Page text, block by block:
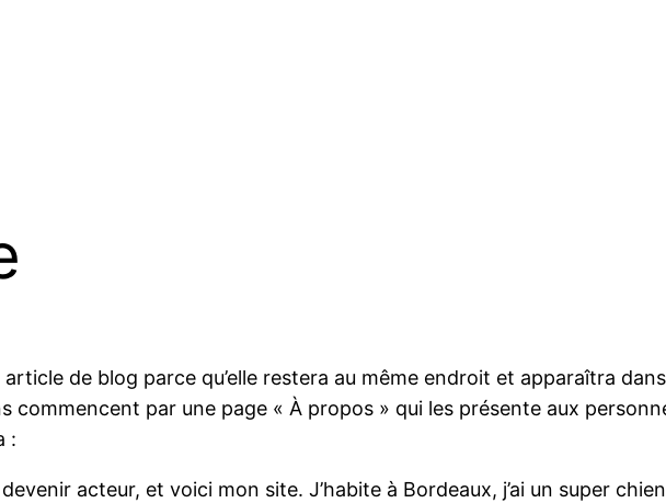
article de blog parce qu’elle restera au même endroit et apparaîtra
commencent par une page « À propos » qui les présente aux
:
acteur, et voici mon site. J’habite à Bordeaux, j’ai un super